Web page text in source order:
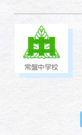
常盤中学校